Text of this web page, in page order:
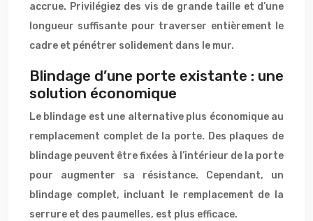
accrue. Privilégiez des vis de grande taille et d’une
longueur suffisante pour traverser entièrement le
cadre et pénétrer solidement dans le mur.
Blindage d’une porte existante : une
solution économique
Le blindage est une alternative plus économique au
remplacement complet de la porte. Des plaques de
blindage peuvent être fixées à l’intérieur de la porte
pour augmenter sa résistance. Cependant, un
blindage complet, incluant le remplacement de la
serrure et des paumelles, est plus efficace.